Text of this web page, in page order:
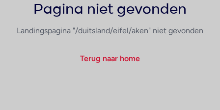
Pagina niet gevonden
Landingspagina "/duitsland/eifel/aken" niet gevonden
Terug naar home